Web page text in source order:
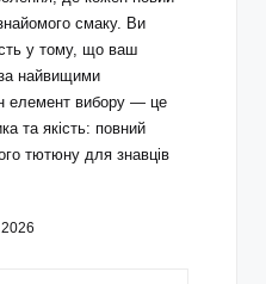
смаку. Ви
у тому, що ваш
за найвищими
елемент вибору — це
та якість: повний
тютюну для знавців